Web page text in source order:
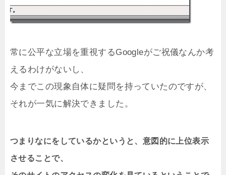
常に公平な立場を重視するGoogleがご祝儀なんか考
えるわけがないし、
今までこの現象自体に疑問を持っていたのですが、
それが一気に解決できました。
つまりなにをしているかというと、意図的に上位表示
させることで、